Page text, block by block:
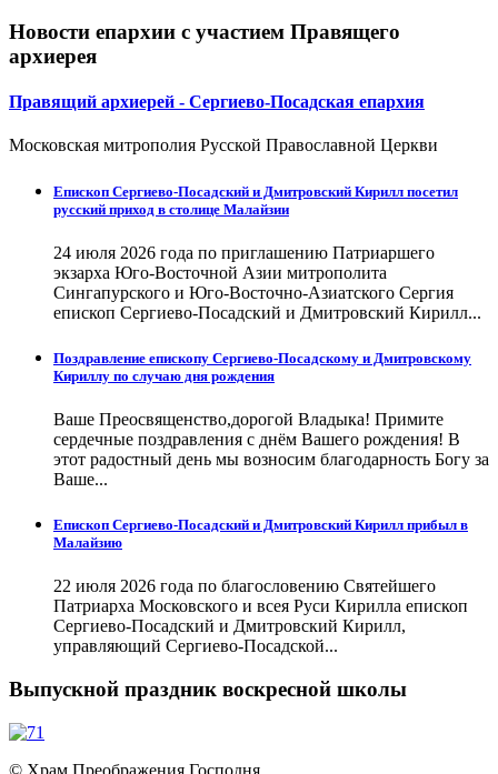
Новости епархии с участием Правящего
архиерея
Правящий архиерей - Сергиево-Посадская епархия
Московская митрополия Русской Православной Церкви
Епископ Сергиево-Посадский и Дмитровский Кирилл посетил
русский приход в столице Малайзии
24 июля 2026 года по приглашению Патриаршего
экзарха Юго-Восточной Азии митрополита
Сингапурского и Юго-Восточно-Азиатского Сергия
епископ Сергиево-Посадский и Дмитровский Кирилл...
Поздравление епископу Сергиево-Посадскому и Дмитровскому
Кириллу по случаю дня рождения
Ваше Преосвященство,дорогой Владыка! Примите
сердечные поздравления с днём Вашего рождения! В
этот радостный день мы возносим благодарность Богу за
Ваше...
Епископ Сергиево-Посадский и Дмитровский Кирилл прибыл в
Малайзию
22 июля 2026 года по благословению Святейшего
Патриарха Московского и всея Руси Кирилла епископ
Сергиево-Посадский и Дмитровский Кирилл,
управляющий Сергиево-Посадской...
Выпускной праздник воскресной школы
© Храм Преображения Господня